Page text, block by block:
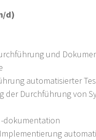
d)
und
automatisierter
Durchführung von
dokumentation